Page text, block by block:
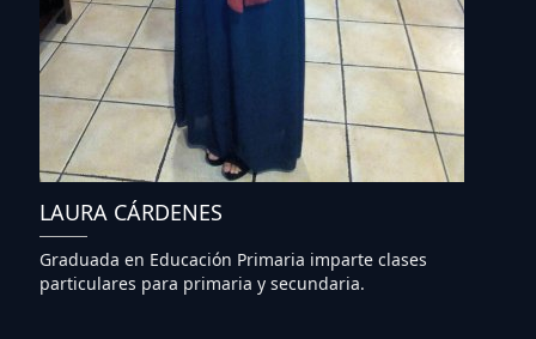
LAURA CÁRDENES
Graduada en Educación Primaria imparte clases
particulares para primaria y secundaria.